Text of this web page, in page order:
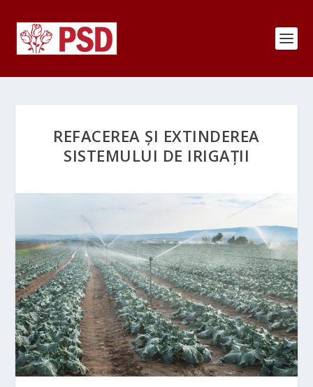
REFACEREA ȘI EXTINDEREA
SISTEMULUI DE IRIGAȚII